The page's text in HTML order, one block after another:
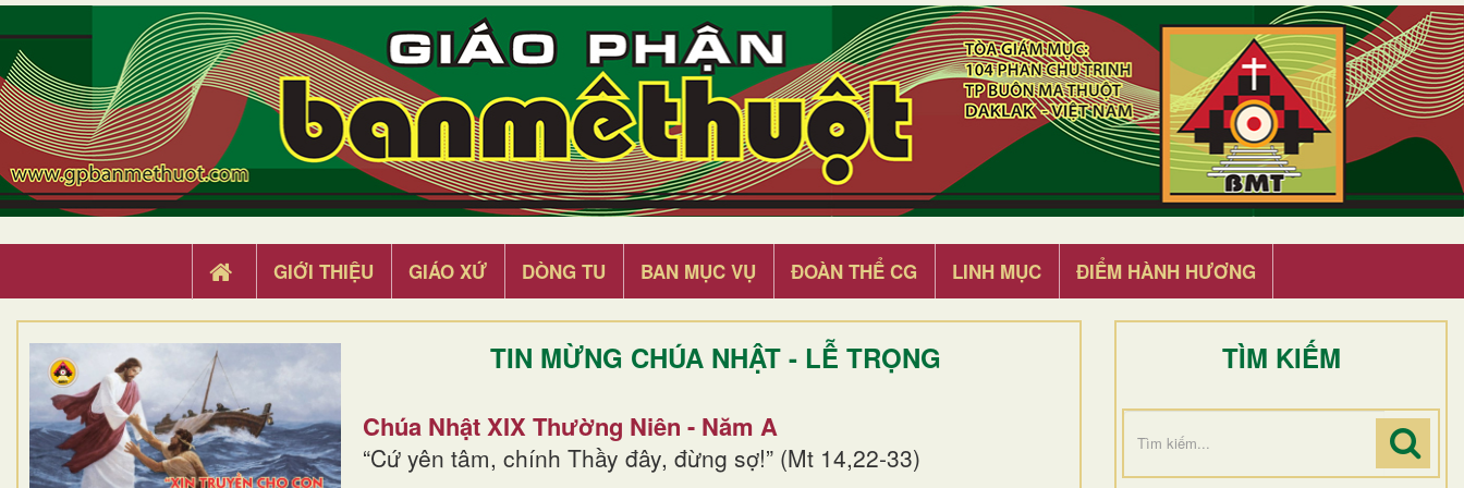
GIỚI THIỆU GIÁO XỨ DÒNG TU BAN MỤC VỤ ĐOÀN THỂ CG LINH MỤC ĐIỂM HÀNH HƯƠNG
TIN MỪNG CHÚA NHẬT - LỄ TRỌNG
Chúa Nhật XIX Thường Niên - Năm A
“Cứ yên tâm, chính Thầy đây, đừng sợ!” (Mt 14,22-33)
TÌM KIẾM